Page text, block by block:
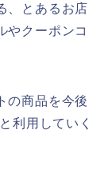
、とあるお店
やクーポンコ
の商品を今後
利用していく